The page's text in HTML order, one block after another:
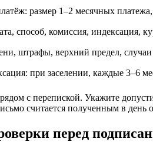
размер 1–2 месячных
способ, комиссия, индексация,
штрафы, верхний предел,
при заселении, каждые 3–6
с перепиской. Укажите
считается полученным в
перед